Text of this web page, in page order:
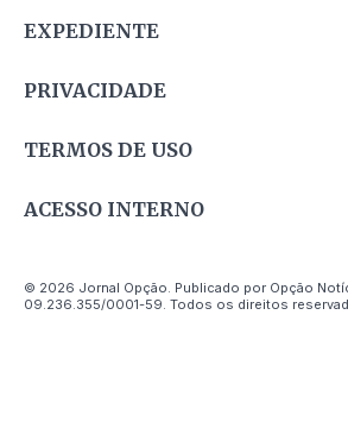
EXPEDIENTE
PRIVACIDADE
TERMOS DE USO
ACESSO INTERNO
© 2026 Jornal Opção. Publicado por Opção
09.236.355/0001-59. Todos os direitos